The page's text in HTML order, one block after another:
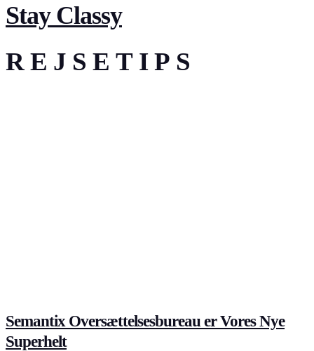
Stay Classy
REJSETIPS
Semantix Oversættelsesbureau er Vores Nye
Superhelt